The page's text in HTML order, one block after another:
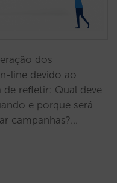
dos
line devido ao
refletir: Qual deve
e porque será
campanhas?…